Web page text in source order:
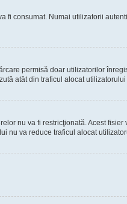
fi consumat. Numai utilizatorii
permisă doar utilizatorilor
atât din traficul alocat
nu va fi restricţionată. Acest
nu va reduce traficul alocat